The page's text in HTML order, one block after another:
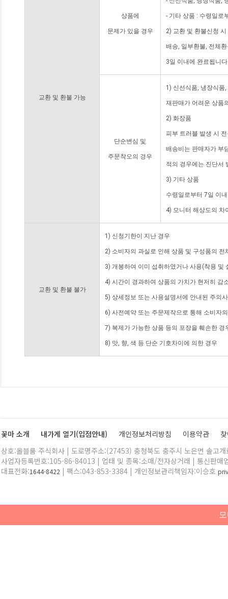
교환 및 환불 가능
상품에
문제가 있을 경우
- 기타 상품 : 수령일로
2) 교환 및 환불신청
배송, 일부환불, 전체
3일 이내에 완료됩니
단순변심 및
주문착오의 경우
1) 신선식품, 냉장식품
재판매가 어려운 상품
2) 화장품
피부 트러블 발생 시
배송비는 판매자가 부
적의 경우에는 진단서
3) 기타 상품
수령일로부터 7일 이
4) 모니터 해상도의 차
교환 및 환불 불가
1) 신청기한이 지난 경우
2) 소비자의 과실로 인해 상품 및 구성품의
3) 개봉하여 이미 섭취하였거나 사용(착용 및
4) 시간이 경과하여 상품의 가치가 현저히 감
5) 상세정보 또는 사용설명서에 안내된 주의
6) 사전예약 또는 주문제작으로 통해 소비자
7) 복제가 가능한 상품 등의 포장을 훼손한 경
8) 맛, 향, 색 등 단순 기호차이에 의한 경우
꽃마 소개 내가게 열기(입점안내) 개인정보처리방침 이용약관
상호:올블룸 주식회사 | 도로명주소:(27453) 충청북도 충주시 노은면 솔고
사업자등록번호:105-86-84013 | 업태 및 종목:소매/전자상거래 | 통신판매
대표전화:1644-8422 | 팩스:043-853-3384 | 개인정보관리책임자:이승호